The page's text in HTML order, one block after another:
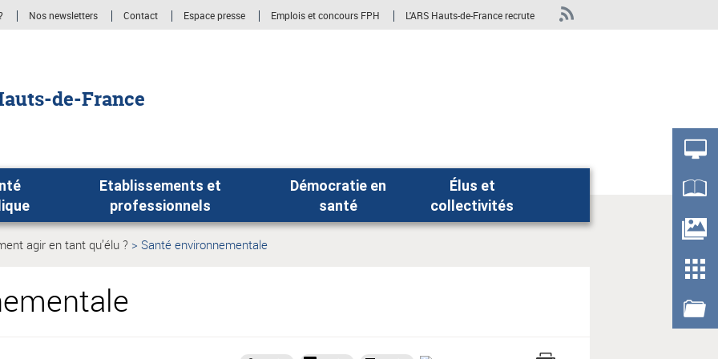
Nos newsletters Contact Espace presse Emplois et concours FPH L'ARS Hauts-de-France recrute
de-France
Etablissements et
professionnels
Démocratie en
santé
Élus et
collectivités
agir en tant qu’élu ?
Santé environnementale